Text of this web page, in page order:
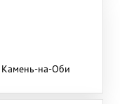
Камень-на-Оби